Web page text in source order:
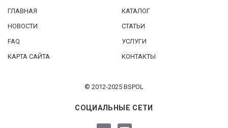
ГЛАВНАЯ
КАТАЛОГ
НОВОСТИ
СТАТЬИ
FAQ
УСЛУГИ
КАРТА САЙТА
КОНТАКТЫ
© 2012-2025 BSPOL
СОЦИАЛЬНЫЕ СЕТИ